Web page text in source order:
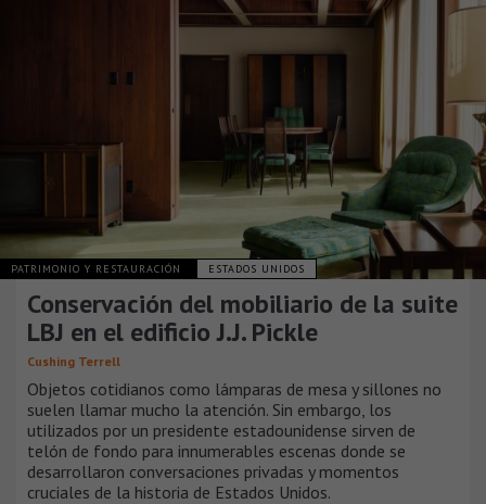
PATRIMONIO Y RESTAURACIÓN ESTADOS UNIDOS
Conservación del mobiliario de la suite
LBJ en el edificio J.J. Pickle
Cushing Terrell
Objetos cotidianos como lámparas de mesa y sillones no
suelen llamar mucho la atención. Sin embargo, los
utilizados por un presidente estadounidense sirven de
telón de fondo para innumerables escenas donde se
desarrollaron conversaciones privadas y momentos
cruciales de la historia de Estados Unidos.